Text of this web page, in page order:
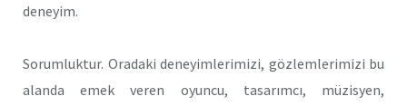
deneyim.
Sorumluktur. Oradaki deneyimlerimizi, gözlemlerimizi bu
alanda emek veren oyuncu, tasarımcı, müzisyen,